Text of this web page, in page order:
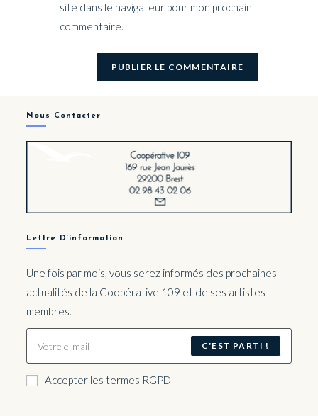
site dans le navigateur pour mon prochain
commentaire.
Nous Contacter
Lettre D’information
Une fois par mois, vous serez informés des prochaines
actualités de la Coopérative 109 et de ses artistes
membres.
C'EST PARTI !
Accepter les termes RGPD